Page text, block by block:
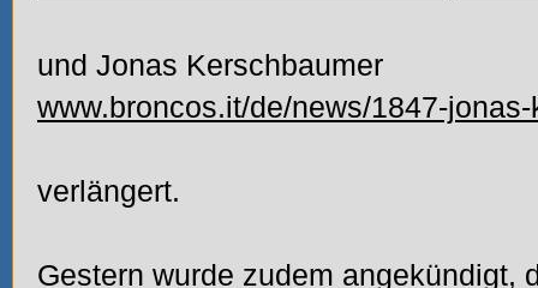
und Jonas Kerschbaumer
www.broncos.it/de/news/1847-
verlängert.
Gestern wurde zudem angekündigt,